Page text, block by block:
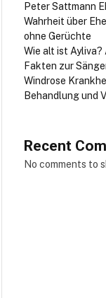
Peter Sattmann
Wahrheit über
ohne Gerüchte
Wie alt ist
Fakten zur
Windrose
Behandlung und
Recent
No comments to